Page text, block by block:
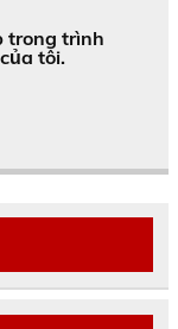
trong trình
tôi.